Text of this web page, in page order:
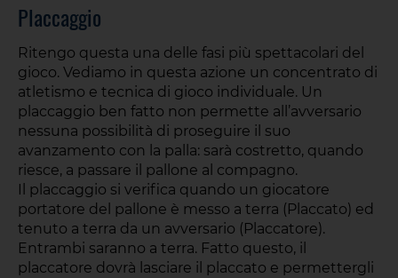
Placcaggio
Ritengo questa una delle fasi più spettacolari del
gioco. Vediamo in questa azione un concentrato di
atletismo e tecnica di gioco individuale. Un
placcaggio ben fatto non permette all’avversario
nessuna possibilità di proseguire il suo
avanzamento con la palla: sarà costretto, quando
riesce, a passare il pallone al compagno.
Il placcaggio si verifica quando un giocatore
portatore del pallone è messo a terra (Placcato) ed
tenuto a terra da un avversario (Placcatore).
Entrambi saranno a terra. Fatto questo, il
placcatore dovrà lasciare il placcato e permettergli